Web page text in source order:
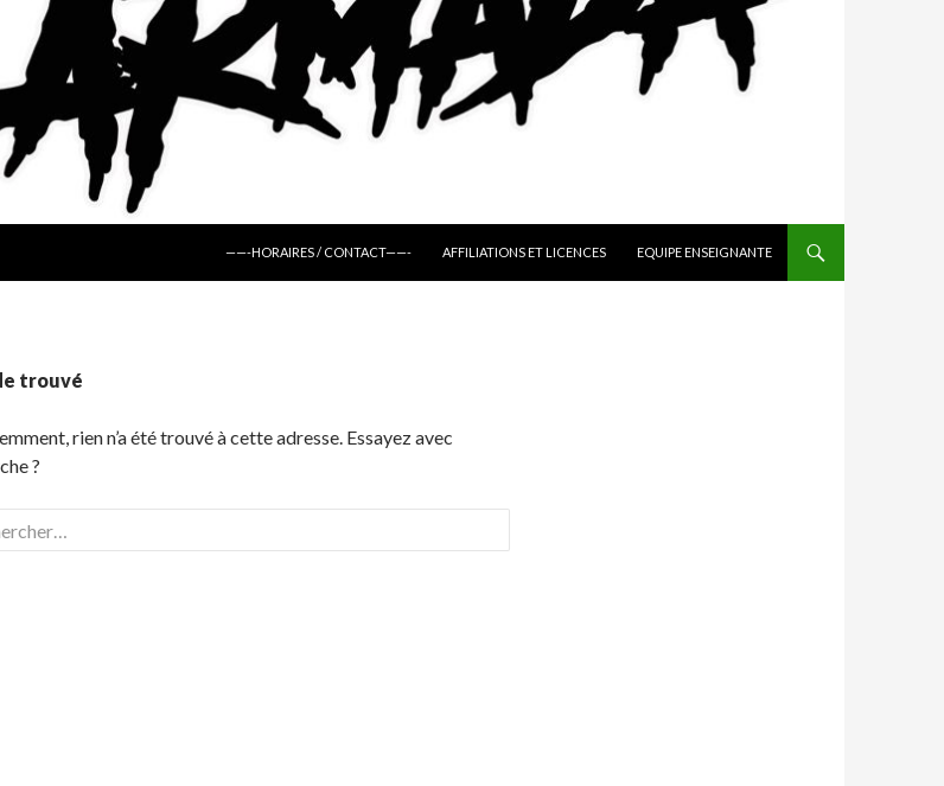
——-HORAIRES / CONTACT——-
AFFILIATIONS ET LICENCES EQUIPE ENSEIGNANTE
trouvé
rien n’a été trouvé à cette adresse. Essayez avec
?
: